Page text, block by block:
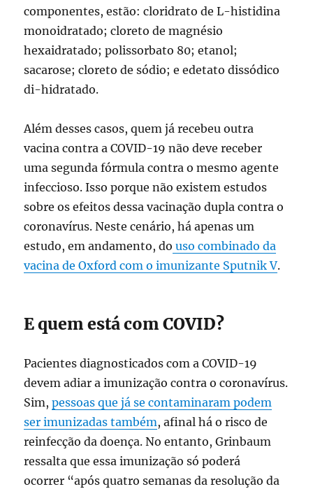
componentes, estão: cloridrato de L-histidina
monoidratado; cloreto de magnésio
hexaidratado; polissorbato 80; etanol;
sacarose; cloreto de sódio; e edetato dissódico
di-hidratado.
Além desses casos, quem já recebeu outra
vacina contra a COVID-19 não deve receber
uma segunda fórmula contra o mesmo agente
infeccioso. Isso porque não existem estudos
sobre os efeitos dessa vacinação dupla contra o
coronavírus. Neste cenário, há apenas um
estudo, em andamento, do uso combinado da
vacina de Oxford com o imunizante Sputnik V.
E quem está com COVID?
Pacientes diagnosticados com a COVID-19
devem adiar a imunização contra o coronavírus.
Sim,pessoas que já se contaminaram podem
ser imunizadas também, afinal há o risco de
reinfecção da doença. No entanto, Grinbaum
ressalta que essa imunização só poderá
ocorrer “após quatro semanas da resolução da